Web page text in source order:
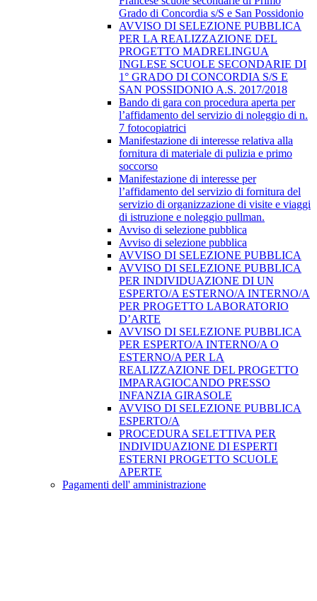
Grado di Concordia s/S e San Possidonio
AVVISO DI SELEZIONE PUBBLICA
PER LA REALIZZAZIONE DEL
PROGETTO MADRELINGUA
INGLESE SCUOLE SECONDARIE DI
1° GRADO DI CONCORDIA S/S E
SAN POSSIDONIO A.S. 2017/2018
Bando di gara con procedura aperta per
l’affidamento del servizio di noleggio di n.
7 fotocopiatrici
Manifestazione di interesse relativa alla
fornitura di materiale di pulizia e primo
soccorso
Manifestazione di interesse per
l’affidamento del servizio di fornitura del
servizio di organizzazione di visite e viaggi
di istruzione e noleggio pullman.
Avviso di selezione pubblica
Avviso di selezione pubblica
AVVISO DI SELEZIONE PUBBLICA
AVVISO DI SELEZIONE PUBBLICA
PER INDIVIDUAZIONE DI UN
ESPERTO/A ESTERNO/A INTERNO/A
PER PROGETTO LABORATORIO
D’ARTE
AVVISO DI SELEZIONE PUBBLICA
PER ESPERTO/A INTERNO/A O
ESTERNO/A PER LA
REALIZZAZIONE DEL PROGETTO
IMPARAGIOCANDO PRESSO
INFANZIA GIRASOLE
AVVISO DI SELEZIONE PUBBLICA
ESPERTO/A
PROCEDURA SELETTIVA PER
INDIVIDUAZIONE DI ESPERTI
ESTERNI PROGETTO SCUOLE
APERTE
Pagamenti dell' amministrazione